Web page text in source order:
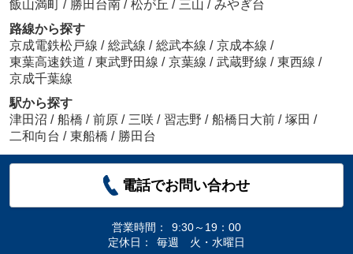
飯山満町 / 勝田台南 / 松が丘 / 三山 / みやぎ台
路線から探す
京成電鉄松戸線 / 総武線 / 総武本線 / 京成本線 /
東葉高速鉄道 / 東武野田線 / 京葉線 / 武蔵野線 / 東西線 /
京成千葉線
駅から探す
津田沼 / 船橋 / 前原 / 三咲 / 習志野 / 船橋日大前 / 塚田 /
二和向台 / 東船橋 / 勝田台
電話でお問い合わせ
営業時間：
9:30～19：00
定休日：
毎週 火・水曜日